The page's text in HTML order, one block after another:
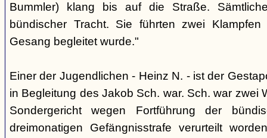
Bummler) klang bis auf die Straße.
bündischer Tracht. Sie führten zwei
Gesang begleitet wurde."
Einer der Jugendlichen - Heinz N. - ist der
in Begleitung des Jakob Sch. war. Sch. war zwei
Sondergericht wegen Fortführung der
dreimonatigen Gefängnisstrafe verurteilt